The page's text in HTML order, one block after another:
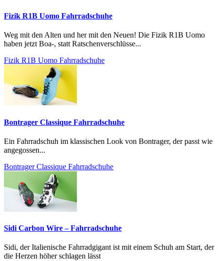
Fizik R1B Uomo Fahrradschuhe
Weg mit den Alten und her mit den Neuen! Die Fizik R1B Uomo
haben jetzt Boa-, statt Ratschenverschlüsse...
Fizik R1B Uomo Fahrradschuhe
Bontrager Classique Fahrradschuhe
Ein Fahrradschuh im klassischen Look von Bontrager, der passt wie
angegossen...
Bontrager Classique Fahrradschuhe
Sidi Carbon Wire – Fahrradschuhe
Sidi, der Italienische Fahrradgigant ist mit einem Schuh am Start, der
die Herzen höher schlagen lässt